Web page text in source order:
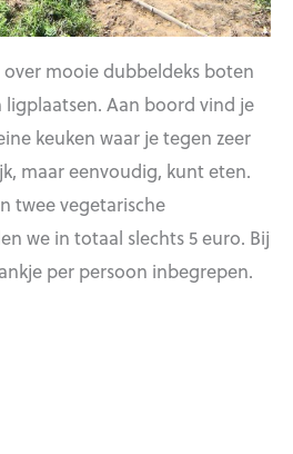
over mooie dubbeldeks boten
Aan boord vind je
keuken waar je tegen zeer
maar eenvoudig, kunt eten.
twee vegetarische
we in totaal slechts 5 euro. Bij
per persoon inbegrepen.